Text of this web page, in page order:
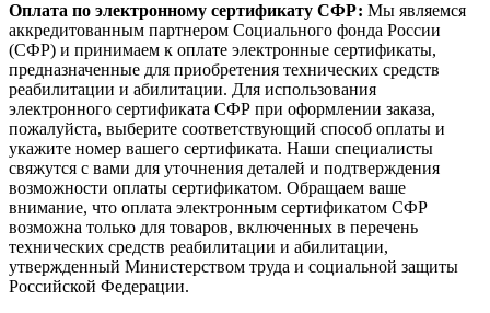
Оплата по электронному сертификату СФР: Мы являемся
аккредитованным партнером Социального фонда России
(СФР) и принимаем к оплате электронные сертификаты,
предназначенные для приобретения технических средств
реабилитации и абилитации. Для использования
электронного сертификата СФР при оформлении заказа,
пожалуйста, выберите соответствующий способ оплаты и
укажите номер вашего сертификата. Наши специалисты
свяжутся с вами для уточнения деталей и подтверждения
возможности оплаты сертификатом. Обращаем ваше
внимание, что оплата электронным сертификатом СФР
возможна только для товаров, включенных в перечень
технических средств реабилитации и абилитации,
утвержденный Министерством труда и социальной защиты
Российской Федерации.